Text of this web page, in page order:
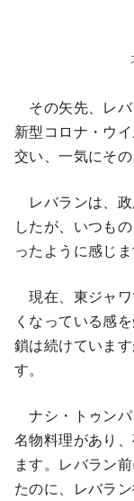
その矢先、レ
新型コロナ・ウ
交い、一気にそ
レバランは、
したが、いつも
ったように感じま
現在、東ジャ
くなっている感
鎖は続けていま
す。
ナシ・トゥン
名物料理があり
ます。レバラン
たのに、レバラ